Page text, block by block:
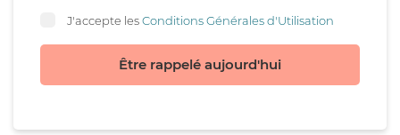
J'accepte lesConditions Générales d'Utilisation
Être rappelé aujourd'hui